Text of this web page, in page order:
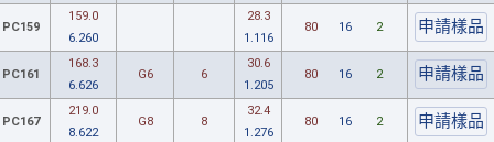
PC159
159.0
6.260
28.3
1.116
80 16 2
PC161
168.3
6.626
G6 6
30.6
1.205
80 16 2
PC167
219.0
8.622
G8 8
32.4
1.276
80 16 2